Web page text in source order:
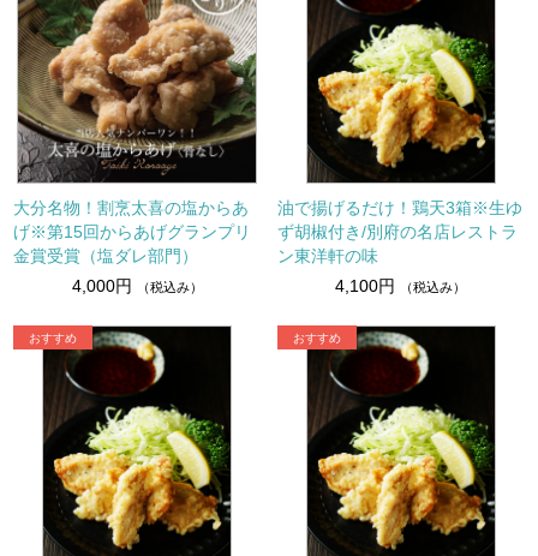
大分名物！割烹太喜の塩からあ
げ※第15回からあげグランプリ
金賞受賞（塩ダレ部門）
4,000円
（税込み）
油で揚げるだけ！鶏天3箱※生ゆ
ず胡椒付き/別府の名店レストラ
ン東洋軒の味
4,100円
（税込み）